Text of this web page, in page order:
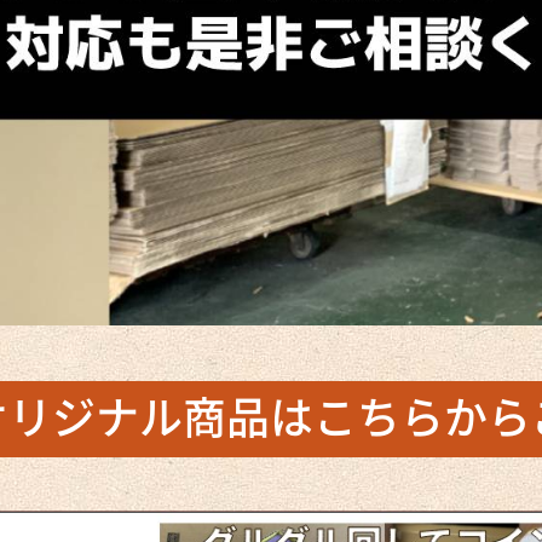
ジナル商品はこちらか